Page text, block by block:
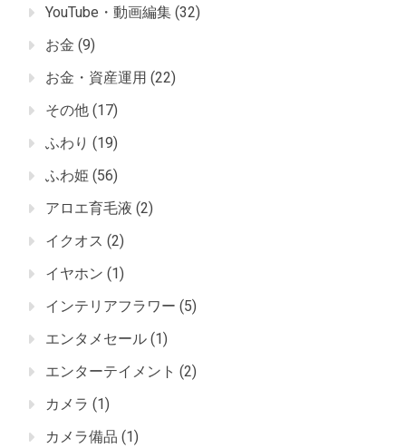
YouTube・動画編集 (32)
お金 (9)
お金・資産運用 (22)
その他 (17)
ふわり (19)
ふわ姫 (56)
アロエ育毛液 (2)
イクオス (2)
イヤホン (1)
インテリアフラワー (5)
エンタメセール (1)
エンターテイメント (2)
カメラ (1)
カメラ備品 (1)